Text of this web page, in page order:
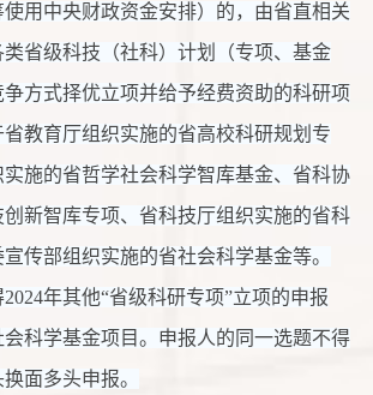
使用中央财政资金安排）的，由省直相关
省级科技（社科）计划（专项、基金
方式择优立项并给予经费资助的科研项
省教育厅组织实施的省高校科研规划专
施的省哲学社会科学智库基金、省科协
新智库专项、省科技厅组织实施的省科
传部组织实施的省社会科学基金等。
年其他“省级科研专项”立项的申报
科学基金项目。申报人的同一选题不得
面多头申报。